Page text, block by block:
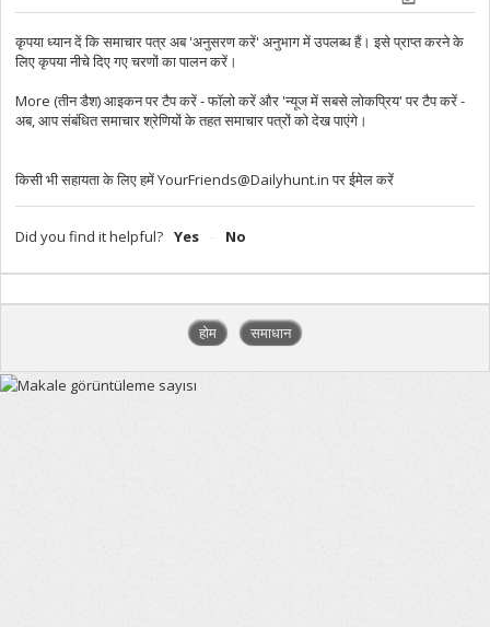
कृपया ध्यान दें कि समाचार पत्र अब 'अनुसरण करें' अनुभाग में उपलब्ध हैं। इसे प्राप्त करने के
लिए कृपया नीचे दिए गए चरणों का पालन करें।
More (तीन डैश) आइकन पर टैप करें - फॉलो करें और 'न्यूज में सबसे लोकप्रिय' पर टैप करें -
अब, आप संबंधित समाचार श्रेणियों के तहत समाचार पत्रों को देख पाएंगे।
किसी भी सहायता के लिए हमें YourFriends@Dailyhunt.in पर ईमेल करें
Did you find it helpful? Yes No
होम समाधान